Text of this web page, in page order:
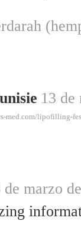
13 de
med.com/lipofilling-
de marzo